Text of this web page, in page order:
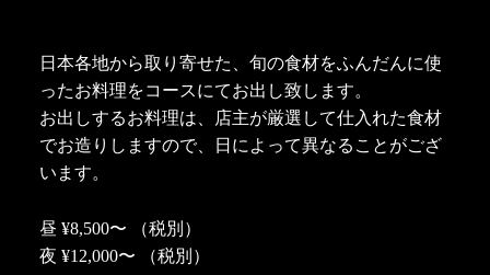
日本各地から取り寄せた、旬の食材をふんだんに使
ったお料理をコースにてお出し致します。
お出しするお料理は、店主が厳選して仕入れた食材
でお造りしますので、日によって異なることがござ
います。
昼 ¥8,500〜 （税別）
夜 ¥12,000〜 （税別）